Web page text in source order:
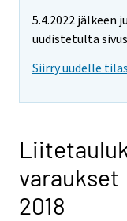
5.4.2022
uudistetulta
Siirry uudelle
2018